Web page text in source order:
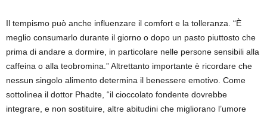
Il tempismo può anche influenzare il comfort e la tolleranza. “È
meglio consumarlo durante il giorno o dopo un pasto piuttosto che
prima di andare a dormire, in particolare nelle persone sensibili alla
caffeina o alla teobromina.” Altrettanto importante è ricordare che
nessun singolo alimento determina il benessere emotivo. Come
sottolinea il dottor Phadte, “il cioccolato fondente dovrebbe
integrare, e non sostituire, altre abitudini che migliorano l’umore